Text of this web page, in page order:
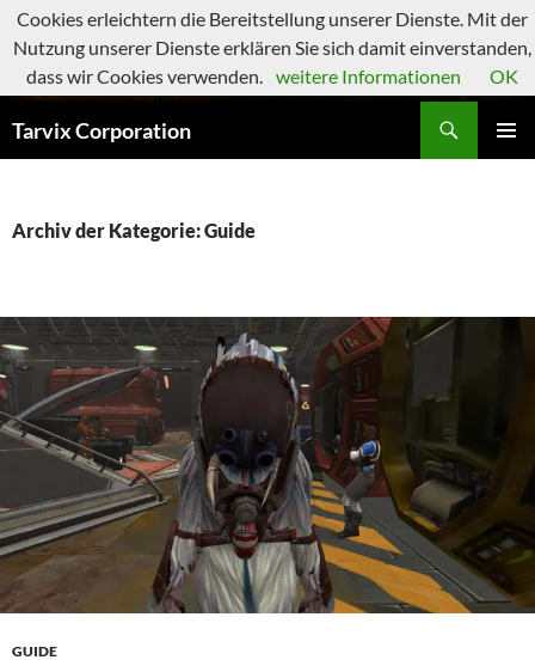
Zum
Inhalt
springen
Tarvix Corporation
Archiv der Kategorie: Guide
GUIDE
Cookies erleichtern die Bereitstellung unserer Dienste. Mit der
Nutzung unserer Dienste erklären Sie sich damit einverstanden,
dass wir Cookies verwenden. weitere Informationen OK